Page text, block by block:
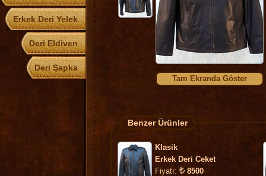
Erkek Deri Yelek
Deri Eldiven
Deri Şapka
Tam Ekranda Göster
Benzer Ürünler
Klasik
Erkek Deri Ceket
Fiyatı:
8500